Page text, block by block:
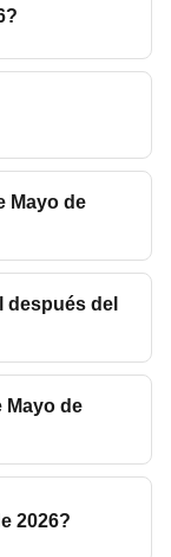
Mayo de
después del
Mayo de
2026?